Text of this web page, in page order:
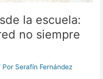
la escuela:
no siempre
Por Serafín Fernández